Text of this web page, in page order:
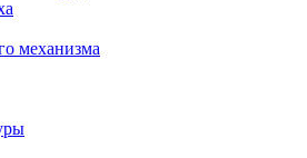
механизма